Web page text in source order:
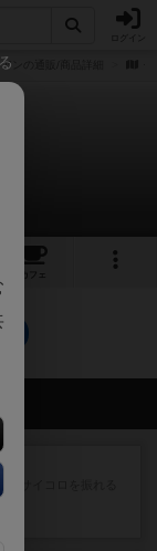
ンの通販/商品詳細
カフェ
つサイコロを振れる